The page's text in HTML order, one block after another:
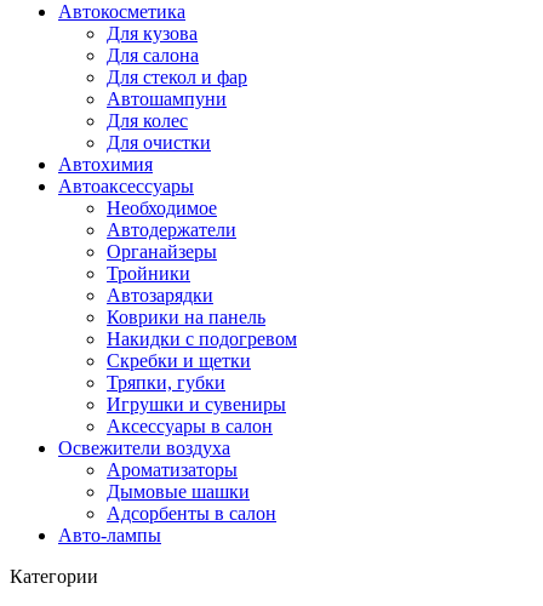
Автокосметика
Для кузова
Для салона
Для стекол и фар
Автошампуни
Для колес
Для очистки
Автохимия
Автоаксессуары
Необходимое
Автодержатели
Органайзеры
Тройники
Автозарядки
Коврики на панель
Накидки с подогревом
Скребки и щетки
Тряпки, губки
Игрушки и сувениры
Аксессуары в салон
Освежители воздуха
Ароматизаторы
Дымовые шашки
Адсорбенты в салон
Авто-лампы
Категории